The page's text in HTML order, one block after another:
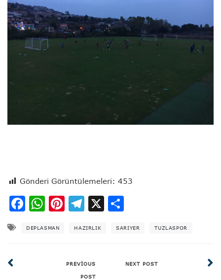
Gönderi Görüntülemeleri: 453
Facebook
WhatsApp
Pinterest
Telegram
X
DEPLASMAN HAZIRLIK SARIYER TUZLASPOR
PREVIOUS
POST
NEXT POST